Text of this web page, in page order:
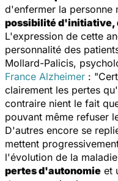
d'enfermer la personne
possibilité d'initiative,
L'expression de cette
personnalité des
Mollard-Palicis,
France Alzheimer :
clairement les pertes
contraire nient le fait
pouvant même refuser
D'autres encore se
mettent
l'évolution de la
pertes d'autonomie et